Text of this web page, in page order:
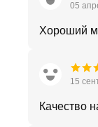
05
Хороший
15
Качество